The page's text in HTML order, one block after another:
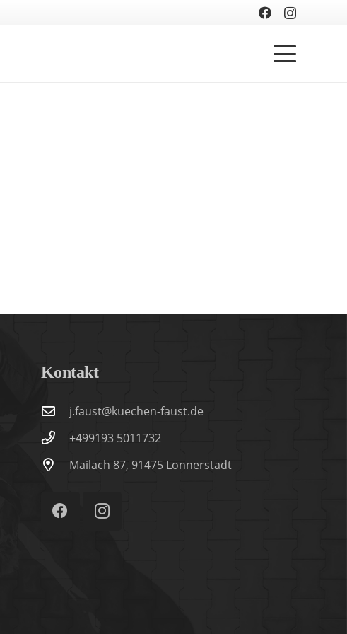
Kontakt
j.faust@kuechen-faust.de
+499193 5011732
Mailach 87, 91475 Lonnerstadt